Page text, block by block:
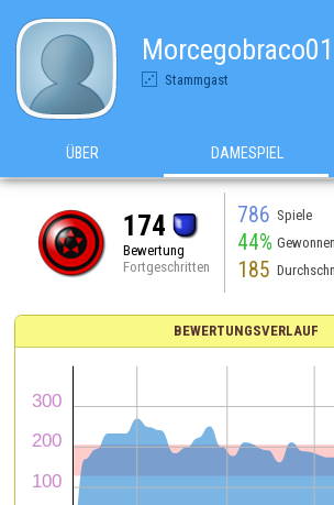
Morcegobraco01
Stammgast
ÜBER DAMESPIEL
174
Bewertung
Fortgeschritten
786 Spiele
44% Gewonnen
185
BEWERTUNGSVERLAUF